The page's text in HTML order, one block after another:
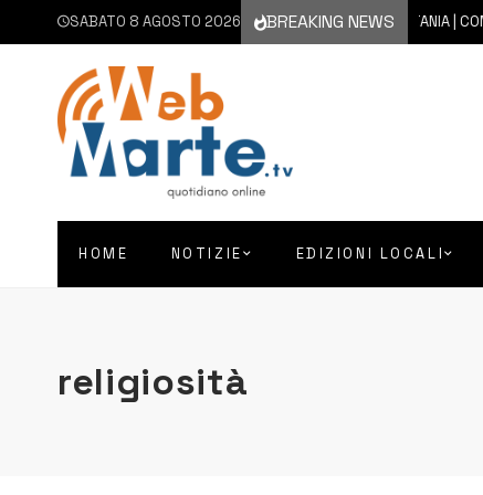
SABATO 8 AGOSTO 2026 BREAKING NEWS
8 AGOSTO 2026 CATANIA |
HOME NOTIZIE EDIZIONI LOCALI
religiosità